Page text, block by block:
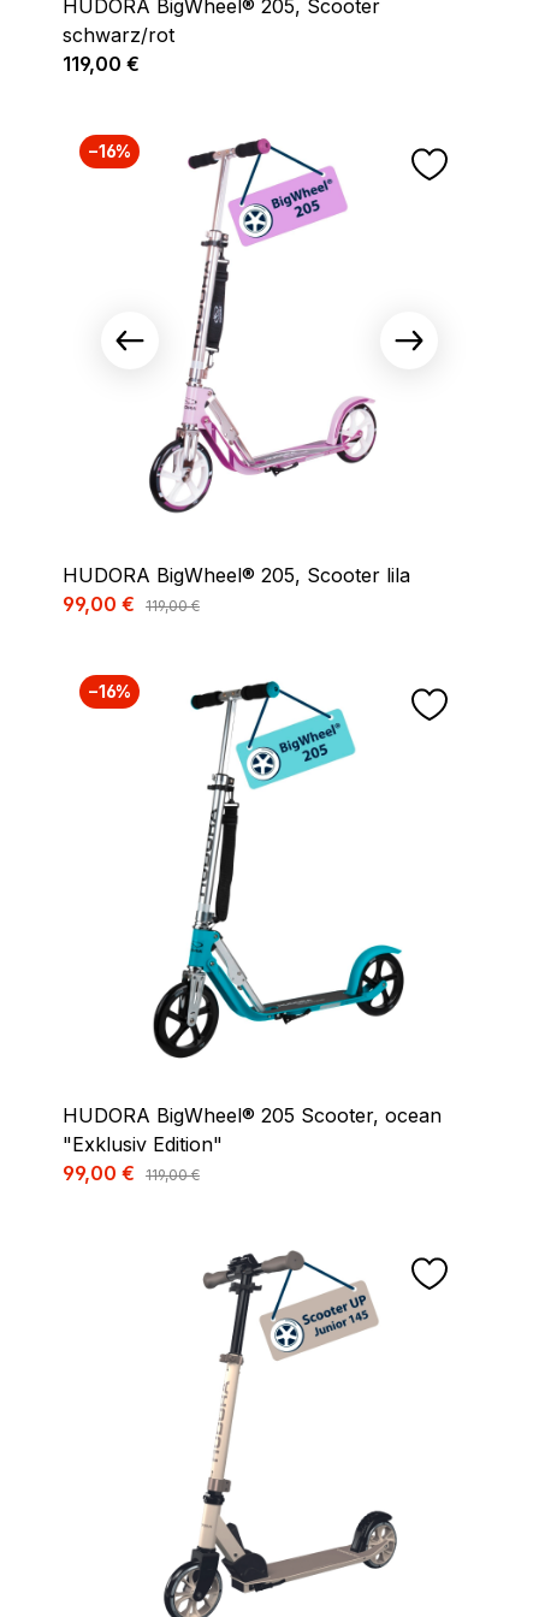
HUDORA BigWheel® 205, Scooter
schwarz/rot
Regulärer Preis:
119,00 €
−16%
HUDORA BigWheel® 205, Scooter lila
Verkaufspreis:
99,00 € Regulärer Preis:
119,00 €
−16%
HUDORA BigWheel® 205 Scooter, ocean
"Exklusiv Edition"
Verkaufspreis:
99,00 € Regulärer Preis:
119,00 €